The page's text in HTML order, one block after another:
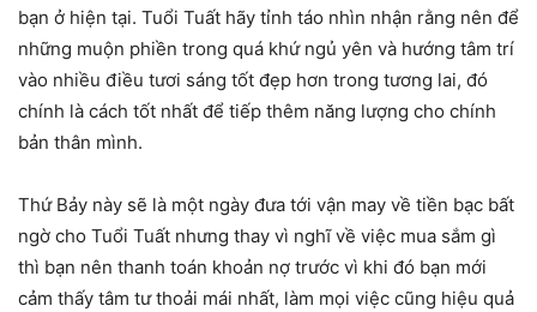
bạn ở hiện tại. Tuổi Tuất hãy tỉnh táo nhìn nhận rằng nên để
những muộn phiền trong quá khứ ngủ yên và hướng tâm trí
vào nhiều điều tươi sáng tốt đẹp hơn trong tương lai, đó
chính là cách tốt nhất để tiếp thêm năng lượng cho chính
bản thân mình.
Thứ Bảy này sẽ là một ngày đưa tới vận may về tiền bạc bất
ngờ cho Tuổi Tuất nhưng thay vì nghĩ về việc mua sắm gì
thì bạn nên thanh toán khoản nợ trước vì khi đó bạn mới
cảm thấy tâm tư thoải mái nhất, làm mọi việc cũng hiệu quả